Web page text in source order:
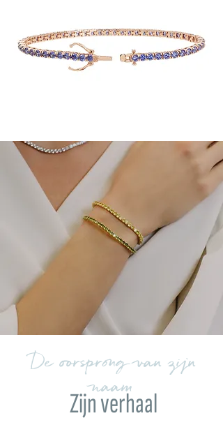
De oorsprong van zijn
naam
Zijn verhaal